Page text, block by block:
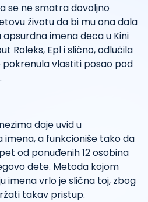
se ne smatra dovoljno
životu da bi mu ona dala
imena deca u Kini
Roleks, Epl i slično, odlučila
vlastiti posao pod
daje uvid u
a funkcioniše tako da
od ponuđenih 12 osobina
dete. Metoda kojom
imena vrlo je slična toj, zbog
takav pristup.